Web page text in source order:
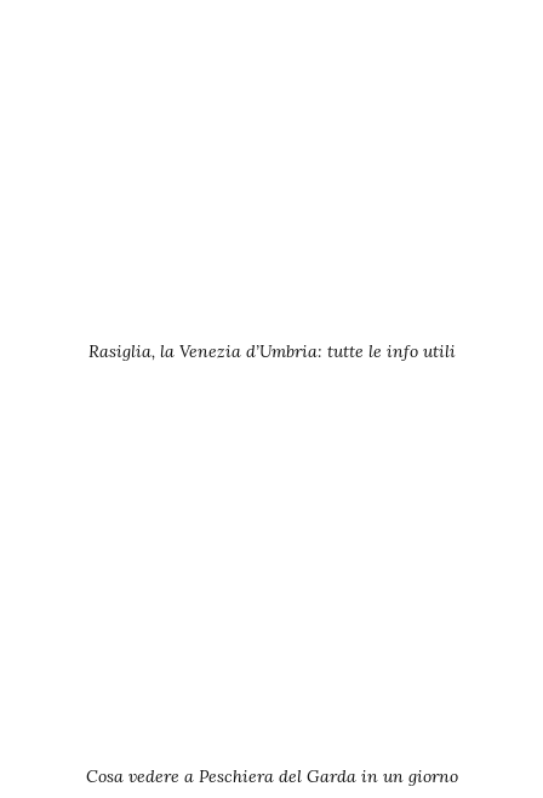
Rasiglia, la Venezia d’Umbria: tutte le info utili
Cosa vedere a Peschiera del Garda in un giorno